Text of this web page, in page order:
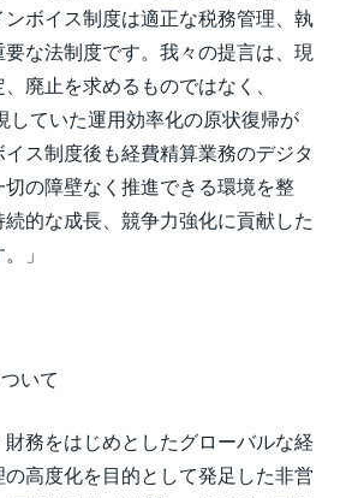
ンボイス制度は適正な税務管理、執
な法制度です。我々の提言は、現
廃止を求めるものではなく、
していた運用効率化の原状復帰が
イス制度後も経費精算業務のデジタ
切の障壁なく推進できる環境を整
続的な成長、競争力強化に貢献した
」
いて
財務をはじめとしたグローバルな経
高度化を目的として発足した非営